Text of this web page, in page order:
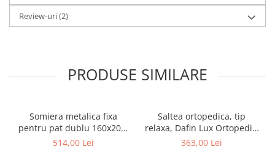
Review-uri(2)
PRODUSE SIMILARE
Somiera metalica fixa
pentru pat dublu 160x200,
6 picioare, 32 lamele lemn
514,00 Lei
Saltea ortopedica, tip
relaxa, Dafin Lux Ortopedic,
90x200x21cm, fermitate
363,00 Lei